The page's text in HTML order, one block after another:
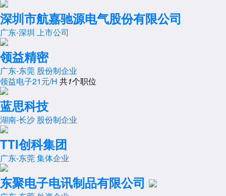
深圳市航嘉驰源电气股份有限公司
广东-深圳 上市公司
领益精密
广东-东莞 股份制企业
领益电子21元/H 共1个职位
蓝思科技
湖南-长沙 股份制企业
TTI创科集团
广东-东莞集体企业
东聚电子电讯制品有限公司